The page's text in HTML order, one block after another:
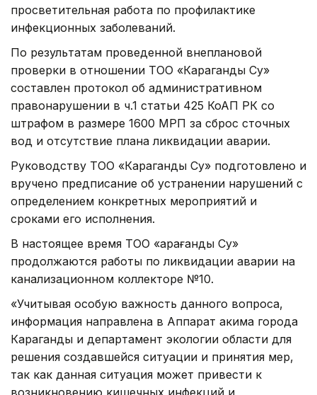
просветительная работа по профилактике
инфекционных заболеваний.
По результатам проведенной внеплановой
проверки в отношении ТОО «Караганды Су»
составлен протокол об административном
правонарушении в ч.1 статьи 425 КоАП РК со
штрафом в размере 1600 МРП за сброс сточных
вод и отсутствие плана ликвидации аварии.
Руководству ТОО «Караганды Су» подготовлено и
вручено предписание об устранении нарушений с
определением конкретных мероприятий и
сроками его исполнения.
В настоящее время ТОО «Қарағанды Су»
продолжаются работы по ликвидации аварии на
канализационном коллекторе №10.
«Учитывая особую важность данного вопроса,
информация направлена в Аппарат акима города
Караганды и департамент экологии области для
решения создавшейся ситуации и принятия мер,
так как данная ситуация может привести к
возникновению кишечных инфекций и